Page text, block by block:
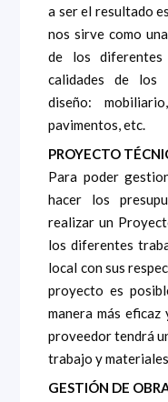
a ser el resultado
nos sirve como
de los
calidades de los
diseño:
pavimentos, etc.
PROYECTO
Para poder
hacer los
realizar un
los diferentes
local con sus
proyecto es
manera más
proveedor tendrá
trabajo y
GESTIÓN DE